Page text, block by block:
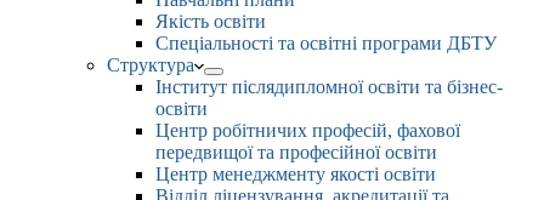
Якість освіти
Спеціальності та освітні програми ДБТУ
Структура
Інститут післядипломної освіти та бізнес-
освіти
Центр робітничих професій, фахової
передвищої та професійної освіти
Центр менеджменту якості освіти
Відділ ліцензування, акредитації та